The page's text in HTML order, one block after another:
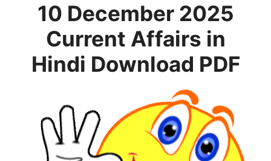
10 December2025
Current Affairs in
Hindi Download PDF